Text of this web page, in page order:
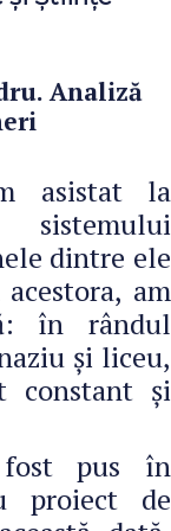
Analiză
asistat la
sistemului
dintre ele
am
în rândul
și liceu,
constant și
pus în
proiect de